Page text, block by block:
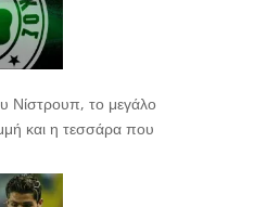
Νίστρουπ, το μεγάλο
και η τεσσάρα που